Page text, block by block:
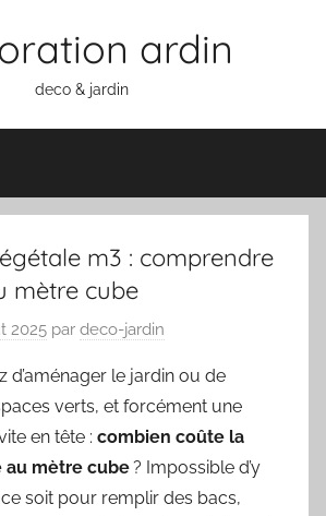
ardin
deco & jardin
m3 : comprendre
mètre cube
2025 par deco-jardin
d’aménager le jardin ou de
verts, et forcément une
en tête : combien coûte la
mètre cube? Impossible d’y
soit pour remplir des bacs,